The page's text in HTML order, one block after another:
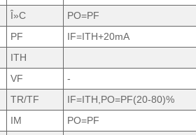
Î»C PO=PF
PF IF=ITH+20mA
ITH
VF -
TR/TF IF=ITH,PO=PF(20-80)%
IM PO=PF